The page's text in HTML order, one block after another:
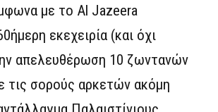
με το Al Jazeera
εκεχειρία (και όχι
απελευθέρωση 10 ζωντανών
τις σορούς αρκετών ακόμη